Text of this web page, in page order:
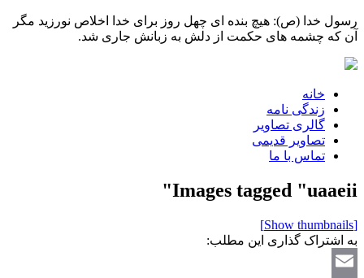
رسول خدا (ص): هیچ بنده ای چهل روز برای خدا اخلاص نورزید مگر
آن که چشمه های حکمت از دلش به زبانش جاری شد.
خانه
زندگی نامه
گالری تصاویر
تصاویر قدیمی
تماس با ما
Images tagged "uaaeii"
[Show thumbnails]
به اشتراک گذاری این مطلب: